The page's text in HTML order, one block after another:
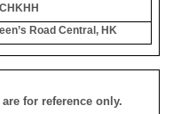
Road Central, HK
for reference only.